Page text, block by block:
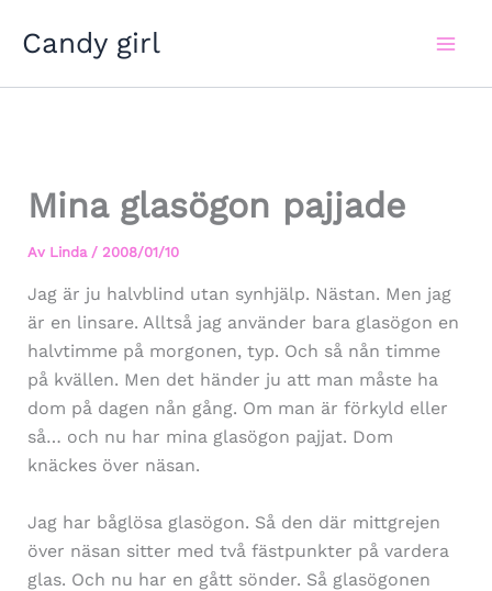
Candy girl
Mina glasögon pajjade
Av Linda / 2008/01/10
Jag är ju halvblind utan synhjälp. Nästan. Men jag
är en linsare. Alltså jag använder bara glasögon en
halvtimme på morgonen, typ. Och så nån timme
på kvällen. Men det händer ju att man måste ha
dom på dagen nån gång. Om man är förkyld eller
så… och nu har mina glasögon pajjat. Dom
knäckes över näsan.
Jag har båglösa glasögon. Så den där mittgrejen
över näsan sitter med två fästpunkter på vardera
glas. Och nu har en gått sönder. Så glasögonen